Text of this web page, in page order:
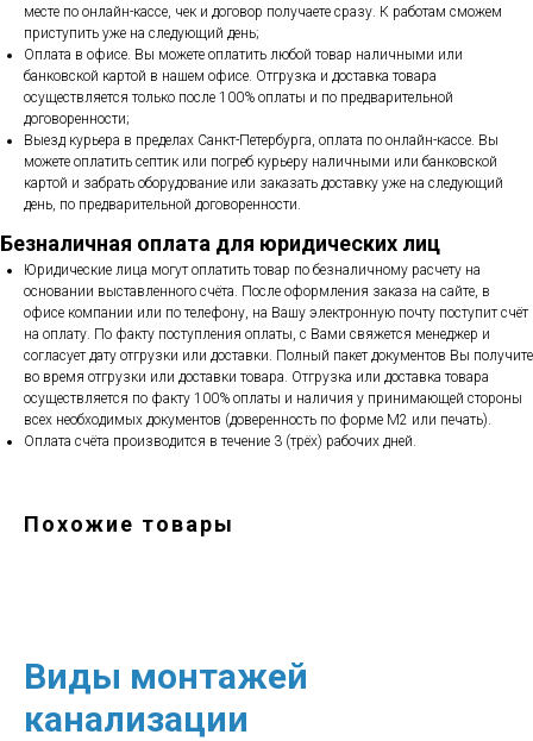
месте по онлайн-кассе, чек и договор получаете сразу. К работам сможем
приступить уже на следующий день;
Оплата в офисе. Вы можете оплатить любой товар наличными или
банковской картой в нашем офисе. Отгрузка и доставка товара
осуществляется только после 100% оплаты и по предварительной
договоренности;
Выезд курьера в пределах Санкт-Петербурга, оплата по онлайн-кассе. Вы
можете оплатить септик или погреб курьеру наличными или банковской
картой и забрать оборудование или заказать доставку уже на следующий
день, по предварительной договоренности.
Безналичная оплата для юридических лиц
Юридические лица могут оплатить товар по безналичному расчету на
основании выставленного счёта. После оформления заказа на сайте, в
офисе компании или по телефону, на Вашу электронную почту поступит счёт
на оплату. По факту поступления оплаты, с Вами свяжется менеджер и
согласует дату отгрузки или доставки. Полный пакет документов Вы получите
во время отгрузки или доставки товара. Отгрузка или доставка товара
осуществляется по факту 100% оплаты и наличия у принимающей стороны
всех необходимых документов (доверенность по форме М2 или печать).
Оплата счёта производится в течение 3 (трёх) рабочих дней.
Похожие товары
Виды монтажей
канализации